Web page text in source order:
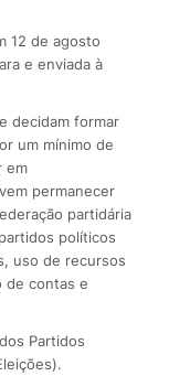
12 de agosto
e enviada à
decidam formar
um mínimo de
em
permanecer
partidária
políticos
uso de recursos
de contas e
Partidos